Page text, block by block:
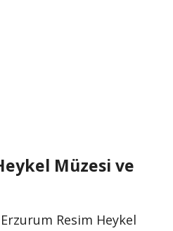
Müzesi ve
Resim Heykel